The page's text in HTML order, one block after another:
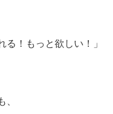
る！もっと欲しい！」